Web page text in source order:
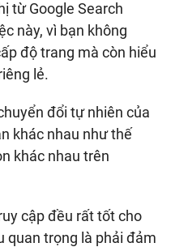
từ Google Search
này, vì bạn không
độ trang mà còn hiểu
lẻ.
đổi tự nhiên của
khác nhau như thế
khác nhau trên
cập đều rất tốt cho
quan trọng là phải đảm